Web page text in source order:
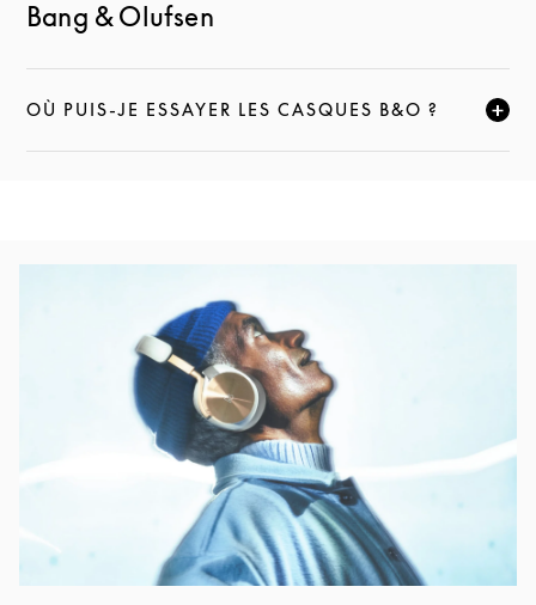
Bang & Olufsen
OÙ PUIS-JE ESSAYER LES CASQUES B&O ?
CLIQUEZ POUR ÉLARGIR CETTE DESCRIPTION ET